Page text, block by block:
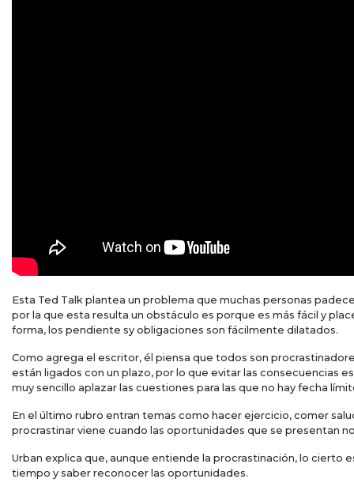
Esta Ted Talk plantea un problema que muchas personas
por la que esta resulta un obstáculo es porque es más fácil y
forma, los pendiente sy obligaciones son fácilmente dilatados.
Como agrega el escritor, él piensa que todos son
están ligados con un plazo, por lo que evitar las consecuencias
muy sencillo aplazar las cuestiones para las que no hay fecha
En el último rubro entran temas como hacer ejercicio, comer
procrastinar viene cuando las oportunidades que se presentan
Urban explica que, aunque entiende la procrastinación, lo cierto
tiempo y saber reconocer las oportunidades.